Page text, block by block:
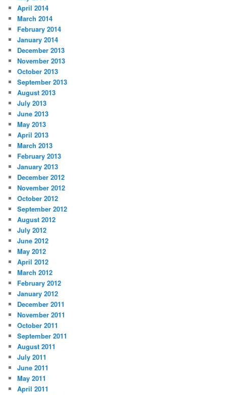
April 2014
March 2014
February 2014
January 2014
December 2013
November 2013
October 2013
September 2013
August 2013
July 2013
June 2013
May 2013
April 2013
March 2013
February 2013
January 2013
December 2012
November 2012
October 2012
September 2012
August 2012
July 2012
June 2012
May 2012
April 2012
March 2012
February 2012
January 2012
December 2011
November 2011
October 2011
September 2011
August 2011
July 2011
June 2011
May 2011
April 2011